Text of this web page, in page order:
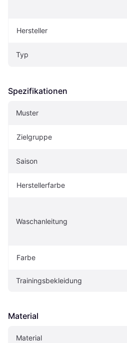
Hersteller
Typ
Spezifikationen
Muster
Zielgruppe
Saison
Herstellerfarbe
Waschanleitung
Farbe
Trainingsbekleidung
Material
Material